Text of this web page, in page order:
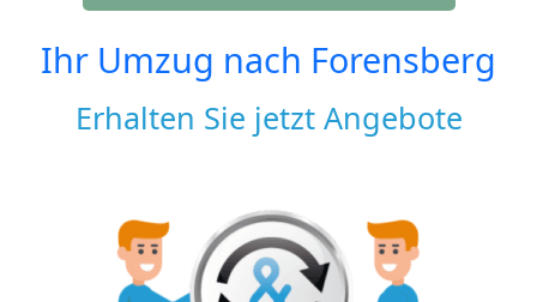
Ihr Umzug nach Forensberg
Erhalten Sie jetzt Angebote